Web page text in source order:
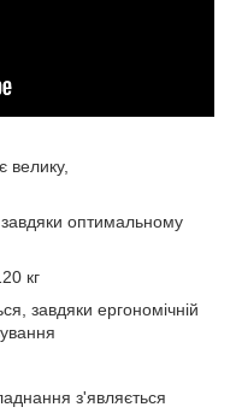
велику,
оптимальному
кг
завдяки ергономічній
з'являється